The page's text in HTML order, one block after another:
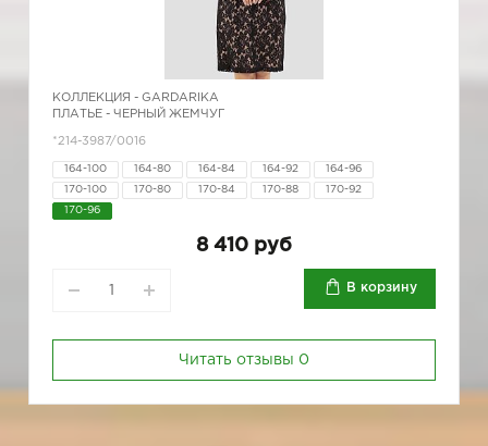
КОЛЛЕКЦИЯ - GARDARIKA
ПЛАТЬЕ - ЧЕРНЫЙ ЖЕМЧУГ
*214-3987/0016
164-100 164-80 164-84 164-92 164-96
170-100 170-80 170-84 170-88 170-92
170-96
8 410 руб
В корзину
Читать отзывы 0